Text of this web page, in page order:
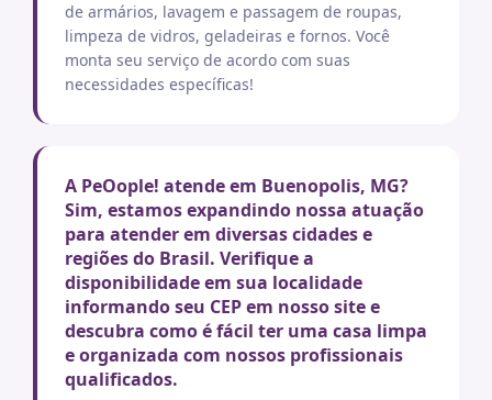
de armários, lavagem e passagem de roupas,
limpeza de vidros, geladeiras e fornos. Você
monta seu serviço de acordo com suas
necessidades específicas!
A PeOople! atende em Buenopolis, MG?
Sim, estamos expandindo nossa atuação
para atender em diversas cidades e
regiões do Brasil. Verifique a
disponibilidade em sua localidade
informando seu CEP em nosso site e
descubra como é fácil ter uma casa limpa
e organizada com nossos profissionais
qualificados.